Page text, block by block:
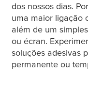
dos nossos dias.
uma maior ligação
além de um
ou écran.
soluções adesivas
permanente ou